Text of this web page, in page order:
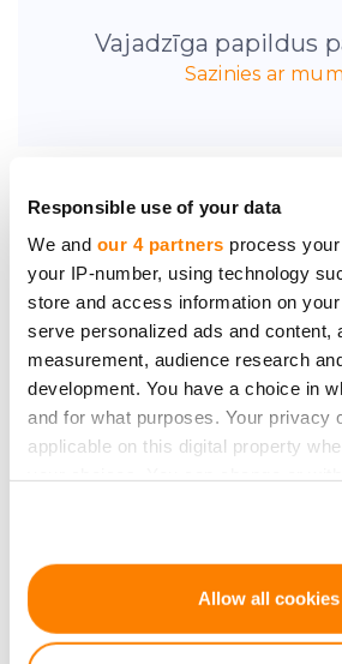
Responsible use of your data
We and our 4 partners process
your IP-number, using technology
store and access information on
serve personalized ads and content,
measurement, audience research
development. You have a choice in
and for what purposes. Your privacy
applicable on this digital property
If you allow, we would also like to:
Allow all cookies
Vajadzīga papildus
Sazinies ar
Esi
. Jūs varat
jebkura brīdī.